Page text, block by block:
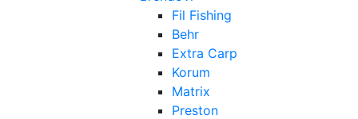
Fil Fishing
Behr
Extra Carp
Korum
Matrix
Preston